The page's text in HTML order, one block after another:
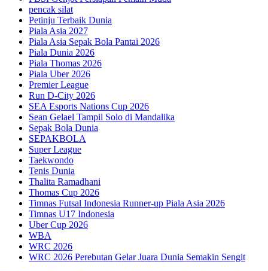
pencak silat
Petinju Terbaik Dunia
Piala Asia 2027
Piala Asia Sepak Bola Pantai 2026
Piala Dunia 2026
Piala Thomas 2026
Piala Uber 2026
Premier League
Run D-City 2026
SEA Esports Nations Cup 2026
Sean Gelael Tampil Solo di Mandalika
Sepak Bola Dunia
SEPAKBOLA
Super League
Taekwondo
Tenis Dunia
Thalita Ramadhani
Thomas Cup 2026
Timnas Futsal Indonesia Runner-up Piala Asia 2026
Timnas U17 Indonesia
Uber Cup 2026
WBA
WRC 2026
WRC 2026 Perebutan Gelar Juara Dunia Semakin Sengit